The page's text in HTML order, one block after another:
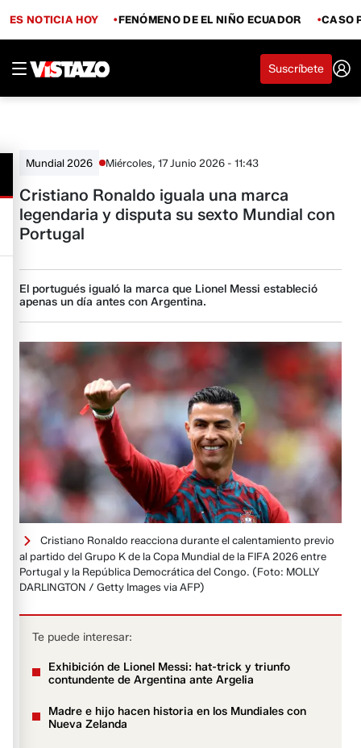
ES NOTICIA HOY FENÓMENO DE EL NIÑO ECUADOR CASO
Suscríbete
Mundial 2026 Miércoles, 17 Junio 2026 - 11:43
Cristiano Ronaldo iguala una marca
legendaria y disputa su sexto Mundial con
Portugal
El portugués igualó la marca que Lionel Messi estableció
apenas un día antes con Argentina.
Cristiano Ronaldo reacciona durante el calentamiento previo
al partido del Grupo K de la Copa Mundial de la FIFA 2026 entre
Portugal y la República Democrática del Congo. (Foto: MOLLY
DARLINGTON / Getty Images via AFP)
Te puede interesar:
Exhibición de Lionel Messi: hat-trick y triunfo
contundente de Argentina ante Argelia
Madre e hijo hacen historia en los Mundiales con
Nueva Zelanda